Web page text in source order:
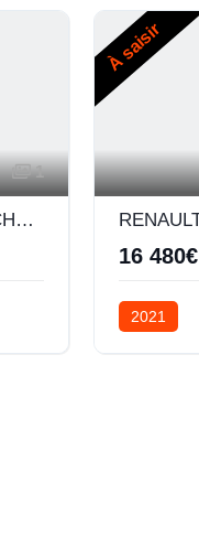
1
RENAULT ZOE BUSINESS CHARGE NORMALE R110 ACHAT INTEGRAL - 20
À saisir
16 480€
2021